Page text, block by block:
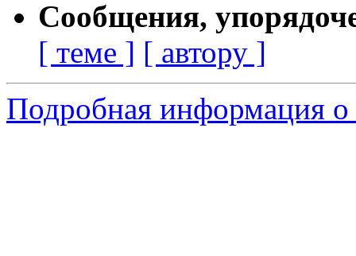
Сообщения,
[ теме ] [ автору ]
Подробная информация